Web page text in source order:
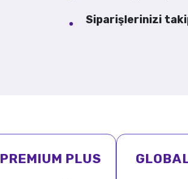
Siparişlerinizi
PREMIUM PLUS